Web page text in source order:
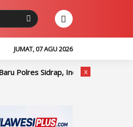
JUMAT, 07 AGU 2026
Indra: Mohon Dukungan dan
x